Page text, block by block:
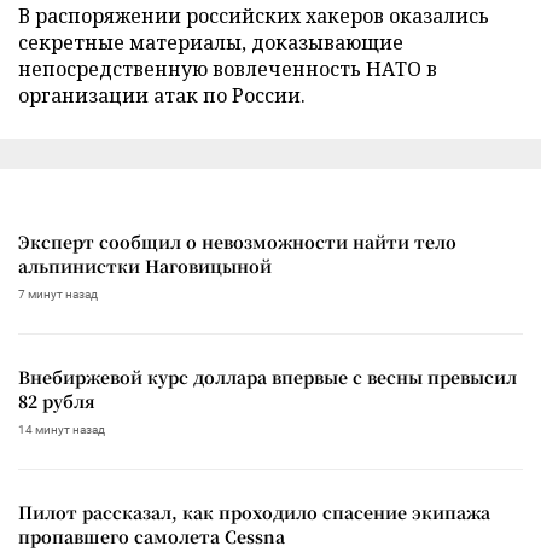
В распоряжении российских хакеров оказались
секретные материалы, доказывающие
непосредственную вовлеченность НАТО в
организации атак по России.
Эксперт сообщил о невозможности найти тело
альпинистки Наговицыной
7 минут назад
Внебиржевой курс доллара впервые с весны превысил
82 рубля
14 минут назад
Пилот рассказал, как проходило спасение экипажа
пропавшего самолета Cessna